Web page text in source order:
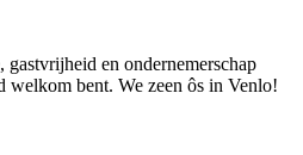
en ondernemerschap
welkom bent. We zeen ôs in Venlo!